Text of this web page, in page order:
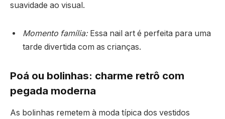
suavidade ao visual.
Momento família:Essa nail art é perfeita para uma
tarde divertida com as crianças.
Poá ou bolinhas: charme retrô com
pegada moderna
As bolinhas remetem à moda típica dos vestidos